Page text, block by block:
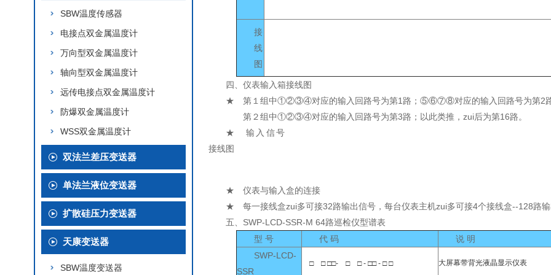
SBW温度传感器
电接点双金属温度计
万向型双金属温度计
轴向型双金属温度计
远传电接点双金属温度计
防爆双金属温度计
WSS双金属温度计
双法兰差压变送器
单法兰液位变送器
扩散硅压力变送器
天康变送器
SBW温度变送器
接
线
图
四、仪表输入箱接线图
★ 第１组中①②③④对应的输入回路号为第1路；⑤⑥⑦⑧对应的输入回路号为第2路
第２组中①②③④对应的输入回路号为第3路；以此类推，zui后为第16路。
★ 输入信号
接线图
★ 仪表与输入盒的连接
★ 每一接线盒zui多可接32路输出信号，每台仪表主机zui多可接4个接线盒--128路输
五、SWP-LCD-SSR-M 64路巡检仪型谱表
型 号
代 码
说 明
SWP-LCD-
SSR
□ □ □□- □ □ - □□ - □ □ 大屏幕带背光液晶显示仪表